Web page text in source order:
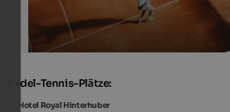
Padel-Tennis-Plätze:
Hotel Royal Hinterhuber